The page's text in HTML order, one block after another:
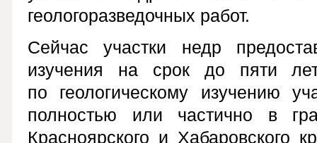
геологоразведочных работ.
Сейчас участки недр
изучения на срок до пяти
по геологическому изучению
полностью или частично в
Красноярского и Хабаровского